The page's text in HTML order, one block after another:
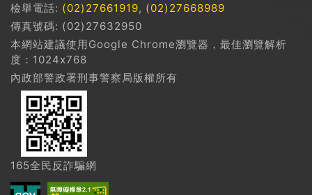
檢舉電話: (02)27661919, (02)27668989
傳真號碼: (02)27632950
本網站建議使用Google Chrome瀏覽器，最佳瀏覽解析
度：1024x768
內政部警政署刑事警察局版權所有
165全民反詐騙網